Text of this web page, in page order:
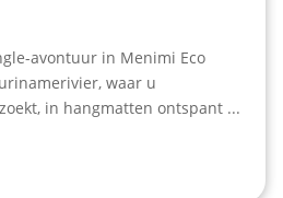
avontuur in Menimi Eco
waar u
in hangmatten ontspant ...